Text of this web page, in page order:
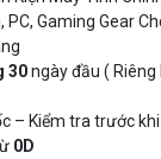
PC, Gaming Gear
30ngày đầu (
– Kiểm tra trước
0D